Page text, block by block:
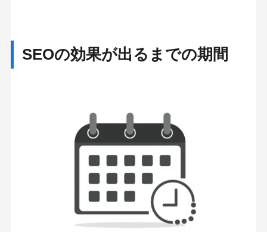
検索する
人気のキーワード
Googleアナリティクス
Google広告
SEOの効果が出るまでの期間